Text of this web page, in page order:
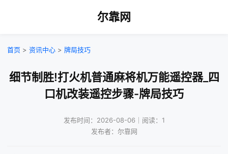
尔靠网
首页 > 资讯中心 > 牌局技巧
细节制胜!打火机普通麻将机万能遥控器_四
口机改装遥控步骤-牌局技巧
发布时间：2026-08-06｜阅读：1
发布者：尔靠网